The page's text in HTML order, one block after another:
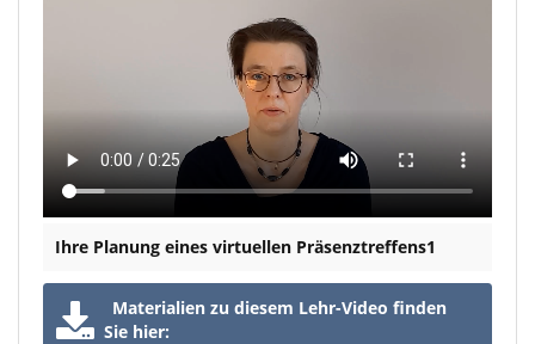
Ihre Planung eines virtuellen Präsenztreffens1
Materialien zu diesem Lehr-Video finden
Sie hier: